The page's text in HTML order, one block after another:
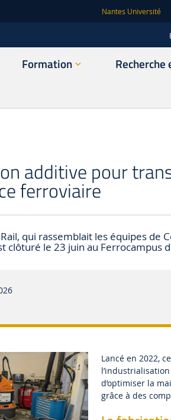
Nantes Université
Formation
additive pour
ferroviaire
qui rassemblait les équipes de
clôturé le 23 juin au Ferrocampus
Lancé en 2022,
d’optimiser la
grâce à des